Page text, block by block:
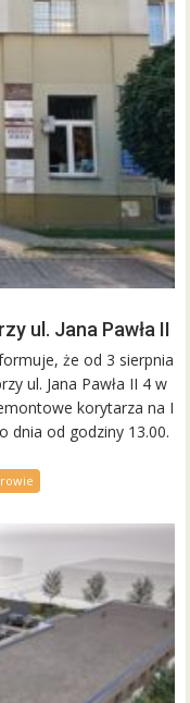
ul. Jana Pawła II
że od 3 sierpnia
ul. Jana Pawła II 4 w
korytarza na I
dnia od godziny 13.00.